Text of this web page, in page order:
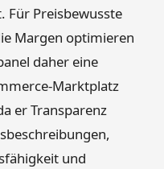
Für Preisbewusste
Margen optimieren
daher eine
Marktplatz
er Transparenz
und